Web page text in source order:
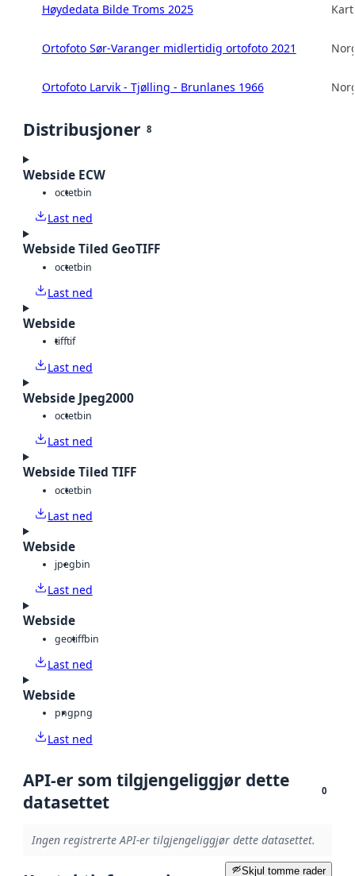
Høydedata Bilde Troms 2025
Ortofoto Sør-Varanger midlertidig ortofoto 2021
Ortofoto Larvik - Tjølling - Brunlanes 1966
Distribusjoner 8
Webside ECW
octetbin
Last ned
Webside Tiled GeoTIFF
octetbin
Last ned
Webside
tifftif
Last ned
Webside Jpeg2000
octetbin
Last ned
Webside Tiled TIFF
octetbin
Last ned
Webside
jpegbin
Last ned
Webside
geotiffbin
Last ned
Webside
pngpng
Last ned
API-er som tilgjengeliggjør dette
datasettet
0
Ingen registrerte API-er tilgjengeliggjør dette datasettet.
Skjul tomme rader